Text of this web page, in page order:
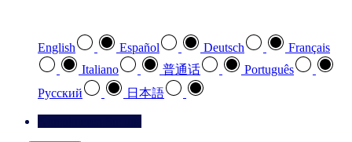
English Español Deutsch
Français
Italiano
普通话
Português
Pусский
日本語